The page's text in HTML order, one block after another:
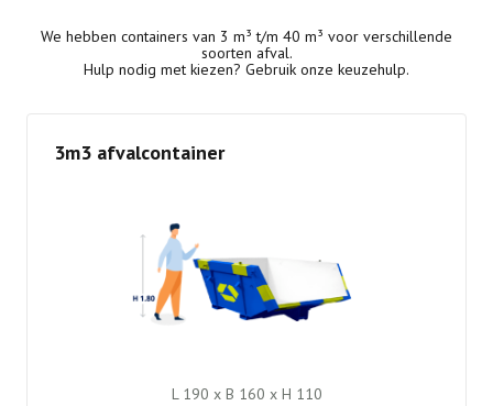
We hebben containers van 3 m³ t/m 40 m³ voor verschillende
soorten afval.
Hulp nodig met kiezen? Gebruik onze keuzehulp.
3m3 afvalcontainer
L 190 x B 160 x H 110